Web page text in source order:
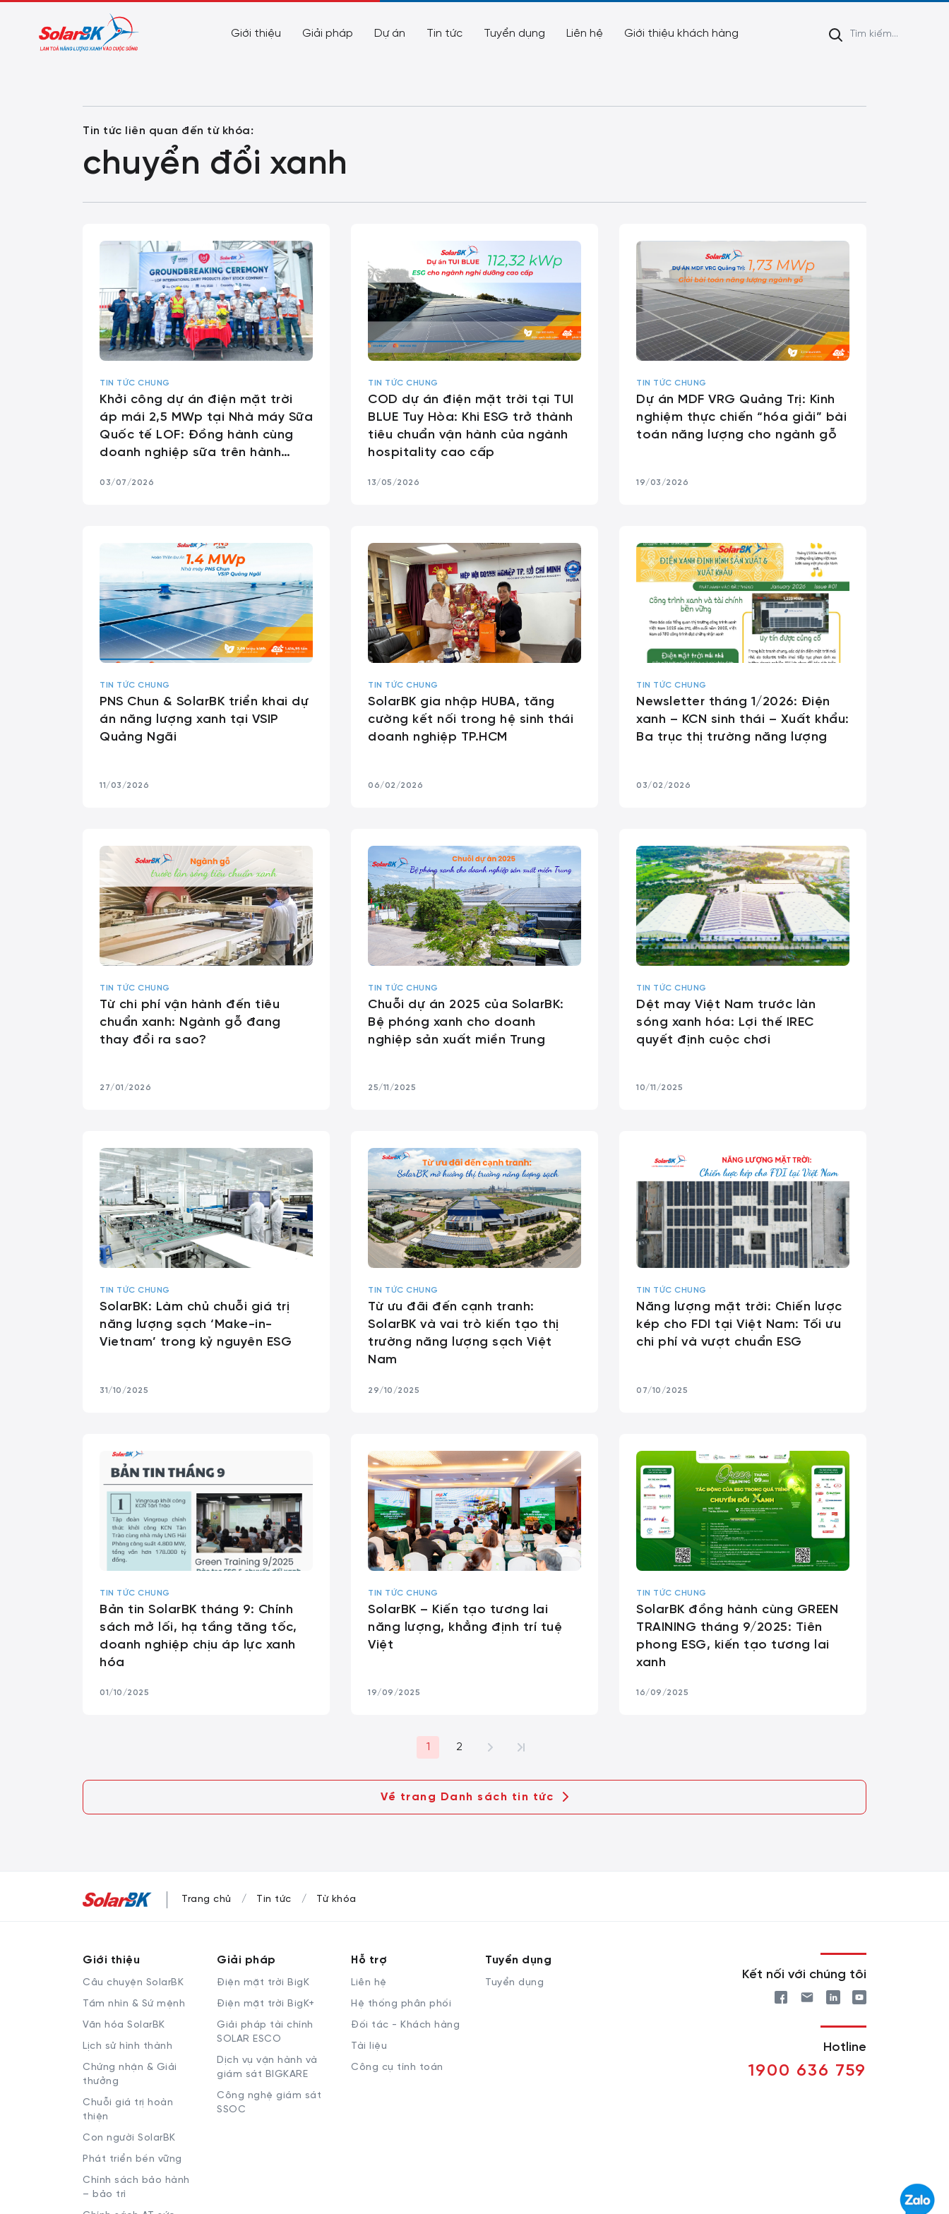
Giới thiệu Giải pháp Dự án Tin tức Tuyển dụng Liên hệ Giới thiệu khách hàng
Tin tức liên quan đến từ khóa:
chuyển đổi xanh
TIN TỨC CHUNG
Khởi công dự án điện mặt trời
áp mái 2,5 MWp tại Nhà máy Sữa
Quốc tế LOF: Đồng hành cùng
doanh nghiệp sữa trên hành
03/07/2026
TIN TỨC CHUNG
COD dự án điện mặt trời tại TUI
BLUE Tuy Hòa: Khi ESG trở thành
tiêu chuẩn vận hành của ngành
hospitality cao cấp
13/05/2026
TIN TỨC CHUNG
Dự án MDF VRG Quảng Trị: Kinh
nghiệm thực chiến “hóa giải” bài
toán năng lượng cho ngành gỗ
19/03/2026
TIN TỨC CHUNG
PNS Chun & SolarBK triển khai dự
án năng lượng xanh tại VSIP
Quảng Ngãi
11/03/2026
TIN TỨC CHUNG
SolarBK gia nhập HUBA, tăng
cường kết nối trong hệ sinh thái
doanh nghiệp TP.HCM
06/02/2026
TIN TỨC CHUNG
Newsletter tháng 1/2026: Điện
xanh – KCN sinh thái – Xuất khẩu:
Ba trục thị trường năng lượng
03/02/2026
TIN TỨC CHUNG
Từ chi phí vận hành đến tiêu
chuẩn xanh: Ngành gỗ đang
thay đổi ra sao?
27/01/2026
TIN TỨC CHUNG
Chuỗi dự án 2025 của SolarBK:
Bệ phóng xanh cho doanh
nghiệp sản xuất miền Trung
25/11/2025
TIN TỨC CHUNG
Dệt may Việt Nam trước làn
sóng xanh hóa: Lợi thế IREC
quyết định cuộc chơi
10/11/2025
TIN TỨC CHUNG
SolarBK: Làm chủ chuỗi giá trị
năng lượng sạch ‘Make-in-
Vietnam’ trong kỷ nguyên ESG
31/10/2025
TIN TỨC CHUNG
Từ ưu đãi đến cạnh tranh:
SolarBK và vai trò kiến tạo thị
trường năng lượng sạch Việt
Nam
29/10/2025
TIN TỨC CHUNG
Năng lượng mặt trời: Chiến lược
kép cho FDI tại Việt Nam: Tối ưu
chi phí và vượt chuẩn ESG
07/10/2025
TIN TỨC CHUNG
Bản tin SolarBK tháng 9: Chính
sách mở lối, hạ tầng tăng tốc,
doanh nghiệp chịu áp lực xanh
hóa
01/10/2025
TIN TỨC CHUNG
SolarBK – Kiến tạo tương lai
năng lượng, khẳng định trí tuệ
Việt
19/09/2025
TIN TỨC CHUNG
SolarBK đồng hành cùng GREEN
TRAINING tháng 9/2025: Tiên
phong ESG, kiến tạo tương lai
xanh
16/09/2025
1 2
Về trang Danh sách tin tức
Trang chủ Tin tức Từ khóa
Giới thiệu
Câu chuyện SolarBK
Tầm nhìn & Sứ mệnh
Văn hóa SolarBK
Lịch sử hình thành
Chứng nhận & Giải
thưởng
Chuỗi giá trị hoàn
thiện
Con người SolarBK
Phát triển bền vững
Chính sách bảo hành
– bảo trì
Giải pháp
Điện mặt trời BigK
Điện mặt trời BigK+
Giải pháp tài chính
SOLAR ESCO
Dịch vụ vận hành và
giám sát BIGKARE
Công nghệ giám sát
SSOC
Hỗ trợ
Liên hệ
Hệ thống phân phối
Đối tác - Khách hàng
Tài liệu
Công cụ tính toán
Tuyển dụng
Tuyển dụng
Kết nối với chúng tôi
Hotline
1900 636 759